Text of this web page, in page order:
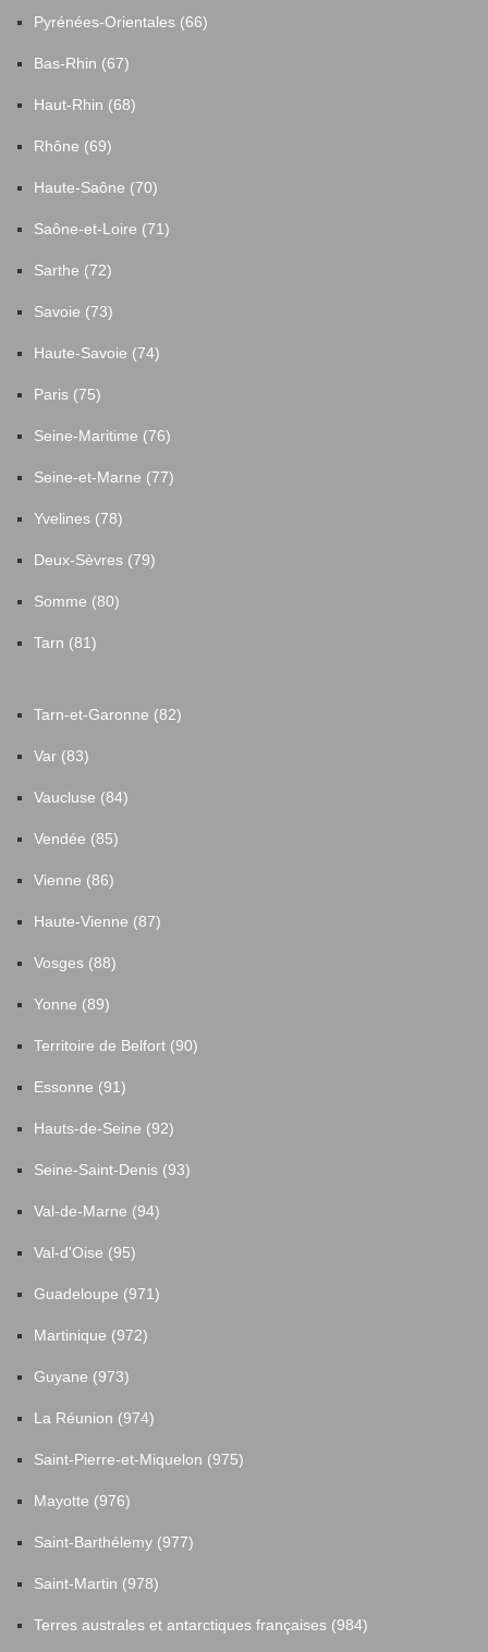
Pyrénées-Orientales (66)
Bas-Rhin (67)
Haut-Rhin (68)
Rhône (69)
Haute-Saône (70)
Saône-et-Loire (71)
Sarthe (72)
Savoie (73)
Haute-Savoie (74)
Paris (75)
Seine-Maritime (76)
Seine-et-Marne (77)
Yvelines (78)
Deux-Sèvres (79)
Somme (80)
Tarn (81)
Tarn-et-Garonne (82)
Var (83)
Vaucluse (84)
Vendée (85)
Vienne (86)
Haute-Vienne (87)
Vosges (88)
Yonne (89)
Territoire de Belfort (90)
Essonne (91)
Hauts-de-Seine (92)
Seine-Saint-Denis (93)
Val-de-Marne (94)
Val-d'Oise (95)
Guadeloupe (971)
Martinique (972)
Guyane (973)
La Réunion (974)
Saint-Pierre-et-Miquelon (975)
Mayotte (976)
Saint-Barthélemy (977)
Saint-Martin (978)
Terres australes et antarctiques françaises (984)